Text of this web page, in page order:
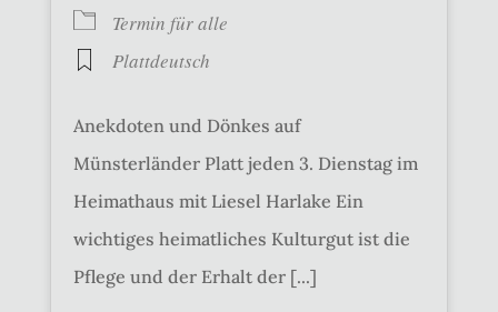
Termin für alle
Plattdeutsch
Anekdoten und Dönkes auf
Münsterländer Platt jeden 3. Dienstag im
Heimathaus mit Liesel Harlake Ein
wichtiges heimatliches Kulturgut ist die
Pflege und der Erhalt der [...]